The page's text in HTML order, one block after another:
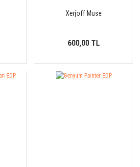
Xerjoff Muse
600,00 TL